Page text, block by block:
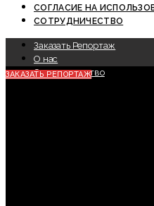
СОГЛАСИЕ НА
СОТРУДНИЧЕСТВО
Заказать Репортаж
О нас
Сотрудничество
ЗАКАЗАТЬ РЕПОРТАЖ